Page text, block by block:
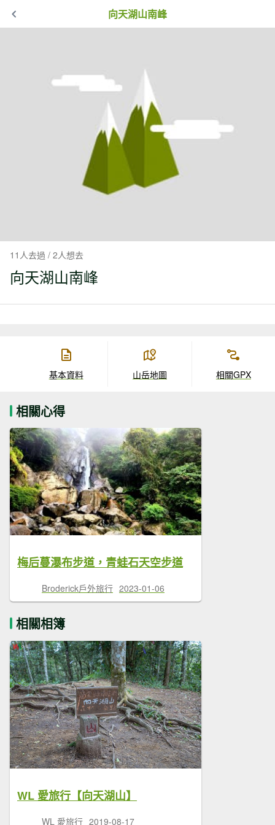
向天湖山南峰
11人去過 / 2人想去
向天湖山南峰
基本資料 山岳地圖 相關GPX
相關心得
梅后蔓瀑布步道，青蛙石天空步道
Broderick戶外旅行 2023-01-06
相關相簿
WL 愛旅行【向天湖山】
WL 愛旅行 2019-08-17